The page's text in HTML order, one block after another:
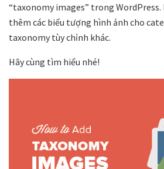
“taxonomy images” trong WordPress.
thêm các biểu tượng hình ảnh cho
taxonomy tùy chỉnh khác.
Hãy cùng tìm hiểu nhé!